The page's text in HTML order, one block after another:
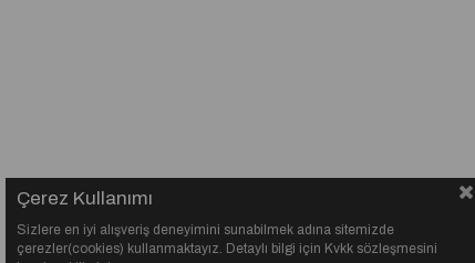
Çerez Kullanımı
Sizlere en iyi alışveriş deneyimini sunabilmek adına sitemizde
çerezler(cookies) kullanmaktayız. Detaylı bilgi için Kvkk sözleşmesini